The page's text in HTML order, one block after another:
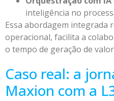
inteligência no
Essa abordagem integrada
operacional, facilita a
o tempo de geração de
Caso real: a
Maxion com a